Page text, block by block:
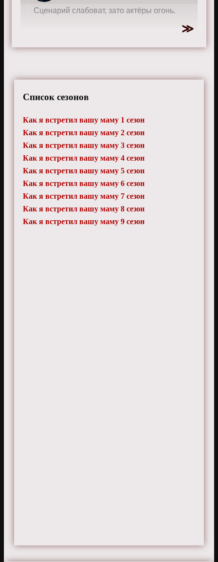
Сценарий слабоват, зато актёры огонь.
Список сезонов
Как я встретил вашу маму 1 сезон
Как я встретил вашу маму 2 сезон
Как я встретил вашу маму 3 сезон
Как я встретил вашу маму 4 сезон
Как я встретил вашу маму 5 сезон
Как я встретил вашу маму 6 сезон
Как я встретил вашу маму 7 сезон
Как я встретил вашу маму 8 сезон
Как я встретил вашу маму 9 сезон